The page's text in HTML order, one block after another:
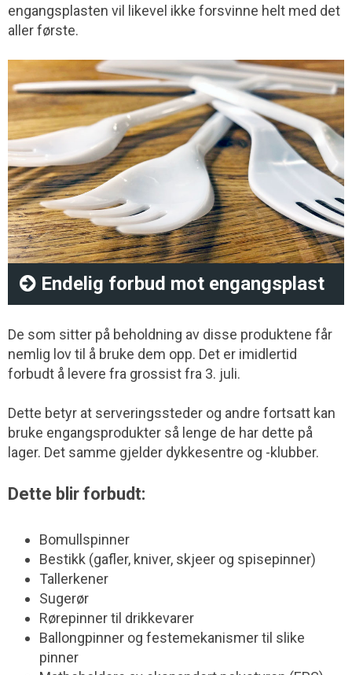
engangsplasten vil likevel ikke forsvinne helt med det
aller første.
Endelig forbud mot engangsplast
De som sitter på beholdning av disse produktene får
nemlig lov til å bruke dem opp. Det er imidlertid
forbudt å levere fra grossist fra 3. juli.
Dette betyr at serveringssteder og andre fortsatt kan
bruke engangsprodukter så lenge de har dette på
lager. Det samme gjelder dykkesentre og -klubber.
Dette blir forbudt:
Bomullspinner
Bestikk (gafler, kniver, skjeer og spisepinner)
Tallerkener
Sugerør
Rørepinner til drikkevarer
Ballongpinner og festemekanismer til slike
pinner